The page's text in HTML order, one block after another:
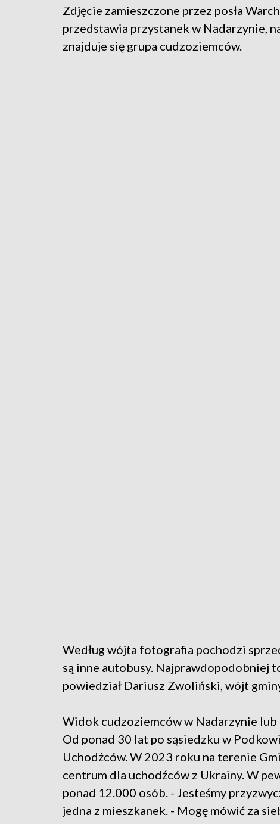
Zdjęcie zamieszczone przez posła
przedstawia przystanek w Nadarzynie,
znajduje się grupa cudzoziemców.
Według wójta fotografia pochodzi
są inne autobusy. Najprawdopodobniej
powiedział Dariusz Zwoliński, wójt
Widok cudzoziemców w Nadarzynie
Od ponad 30 lat po sąsiedzku w
Uchodźców. W 2023 roku na terenie
centrum dla uchodźców z Ukrainy. W
ponad 12.000 osób. - Jesteśmy
jedna z mieszkanek. - Mogę mówić za